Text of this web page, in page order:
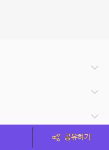
공유하기